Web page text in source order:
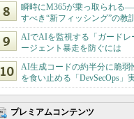
瞬時にM365が乗っ取られる
すべき“新フィッシング”の教訓
AIでAIを監視する「ガード
ージェント暴走を防ぐには
AI生成コードの約半分に脆
を食い止める「DevSecOps」
プレミアムコンテンツ